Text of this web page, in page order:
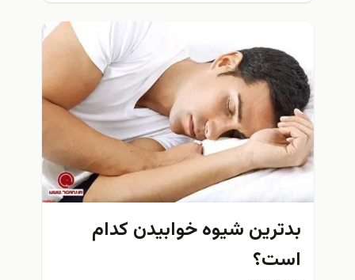
بدترين شيوه خوابيدن كدام
است؟